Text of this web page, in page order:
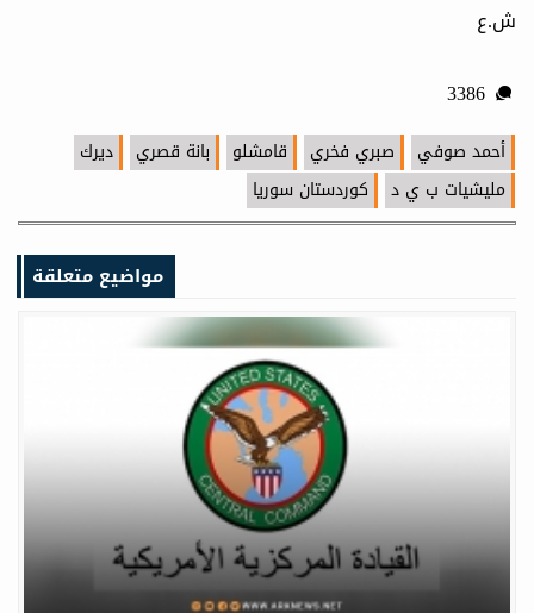
ش.ع
أحمد صوفي صبري فخري قامشلو بانة قصري
ديرك
مليشيات ب ي د
كوردستان سوريا
مواضيع متعلقة